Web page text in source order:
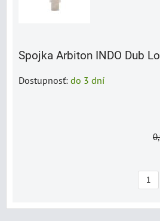
Spojka Arbiton INDO Dub
Dostupnosť: do 3 dní